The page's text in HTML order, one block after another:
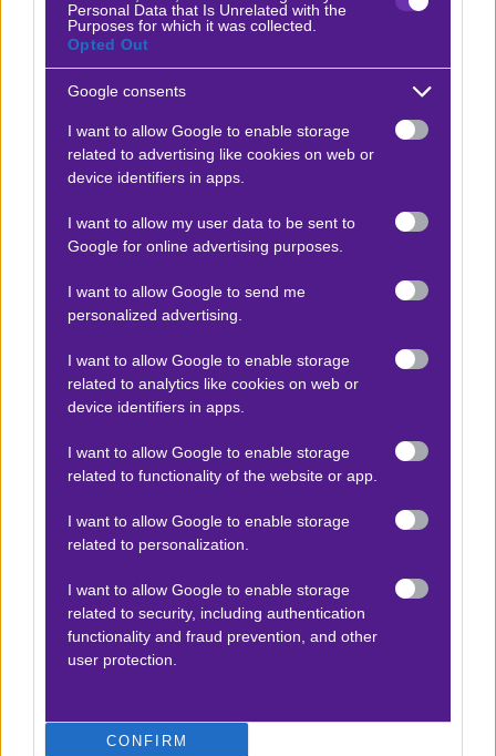
Personal Data that Is Unrelated with the
Purposes for which it was collected.
Opted Out
Google consents
I want to allow Google to enable storage
related to advertising like cookies on web or
device identifiers in apps.
I want to allow my user data to be sent to
Google for online advertising purposes.
I want to allow Google to send me
personalized advertising.
I want to allow Google to enable storage
related to analytics like cookies on web or
device identifiers in apps.
I want to allow Google to enable storage
related to functionality of the website or app.
I want to allow Google to enable storage
related to personalization.
I want to allow Google to enable storage
related to security, including authentication
functionality and fraud prevention, and other
user protection.
CONFIRM
Δείτε με ένα κλικ τις καλύτερες προσφορές της ημέρας
Ο Αργύρης Παγαρτάνης προτείνει:
Χάποελ Ραανανά - Χάποελ Ιρόνι Άκο
20.02.2026 +12.00
1.80
Αποτέλεσμα: 2-1
Σούπερ Λιγκ 20.02.2026| 22:15 +10.50
2 (+0,25 AH)
Αποτέλεσμα: 1-2